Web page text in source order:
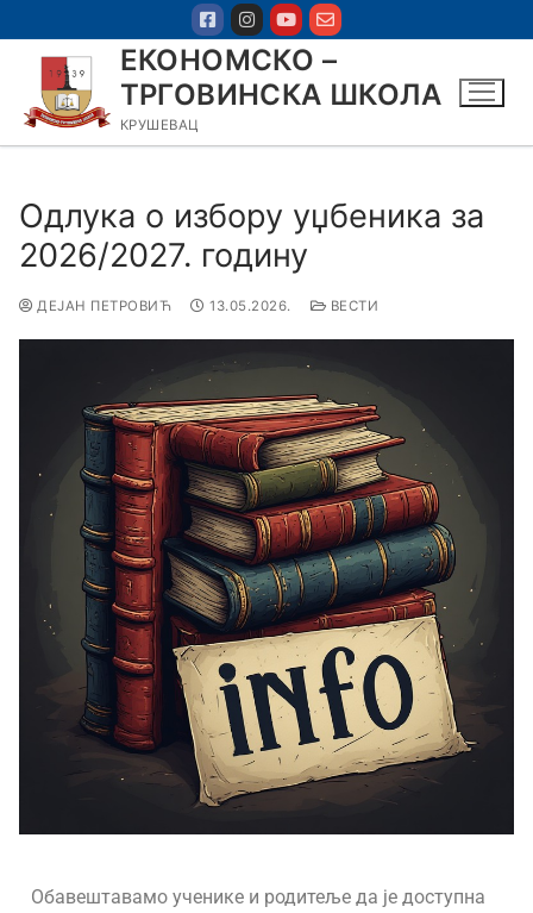
ЕКОНОМСКО –
ТРГОВИНСКА ШКОЛА
КРУШЕВАЦ
Одлука о избору уџбеника за
2026/2027. годину
ДЕЈАН ПЕТРОВИЋ 13.05.2026. ВЕСТИ
Обавештавамо ученике и родитеље да је доступна